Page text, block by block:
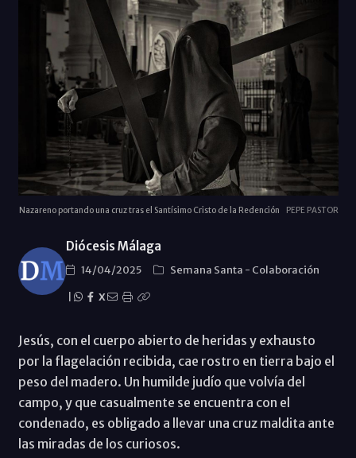
Nazareno portando una cruz tras el Santísimo Cristo de la Redención PEPE PASTOR
Diócesis Málaga
14/04/2025 Semana Santa - Colaboración
X
Jesús, con el cuerpo abierto de heridas y exhausto
por la flagelación recibida, cae rostro en tierra bajo el
peso del madero. Un humilde judío que volvía del
campo, y que casualmente se encuentra con el
condenado, es obligado a llevar una cruz maldita ante
las miradas de los curiosos.